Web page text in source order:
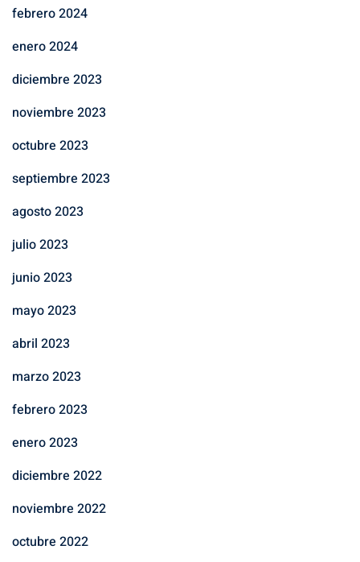
febrero 2024
enero 2024
diciembre 2023
noviembre 2023
octubre 2023
septiembre 2023
agosto 2023
julio 2023
junio 2023
mayo 2023
abril 2023
marzo 2023
febrero 2023
enero 2023
diciembre 2022
noviembre 2022
octubre 2022